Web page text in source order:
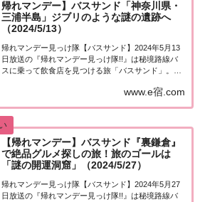
帰れマンデー】バスサンド「神奈川県・
三浦半島」ジブリのような謎の遺跡へ
（2024/5/13）
帰れマンデー見っけ隊【バスサンド】2024年5月13
日放送の『帰れマンデー見っけ隊!!』は秘境路線バ
スに乗って飲食店を見つける旅「バスサンド」。舞
近！果たして飲食店は見つかるのか？ゴールの3年
前まで立入禁止だったと謎の巨大日本遺産を目指...
www.e宿.com
【帰れマンデー】バスサンド『裏鎌倉』
で絶品グルメ探しの旅！旅のゴールは
「謎の開運洞窟」（2024/5/27）
帰れマンデー見っけ隊【バスサンド】2024年5月27
日放送の『帰れマンデー見っけ隊!!』は秘境路線バ